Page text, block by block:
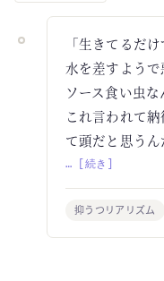
「生きてるだ
水を差すよう
ソース食い虫
これ言われて
て頭だと思う
… [続き]
抑うつリアリズム